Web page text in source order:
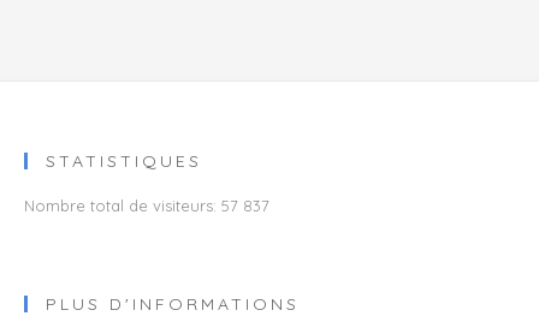
STATISTIQUES
Nombre total de visiteurs: 57 837
PLUS D'INFORMATIONS